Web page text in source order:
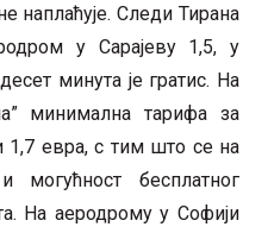
наплаћује. Следи Тирана
у Сарајеву 1,5, у
минута је гратис. На
минимална тарифа за
1,7 евра, с тим што се на
могућност бесплатног
На аеродрому у Софији